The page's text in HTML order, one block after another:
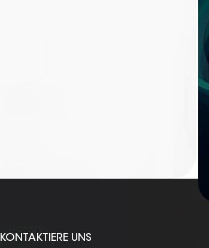
KONTAKTIERE UNS